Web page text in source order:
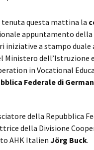
tenuta questa mattina la
appuntamento della
iniziative a stampo
dell’Istruzione
in Vocational
Federale di
della Repubblica
della Divisione
AHK Italien Jörg Buck.